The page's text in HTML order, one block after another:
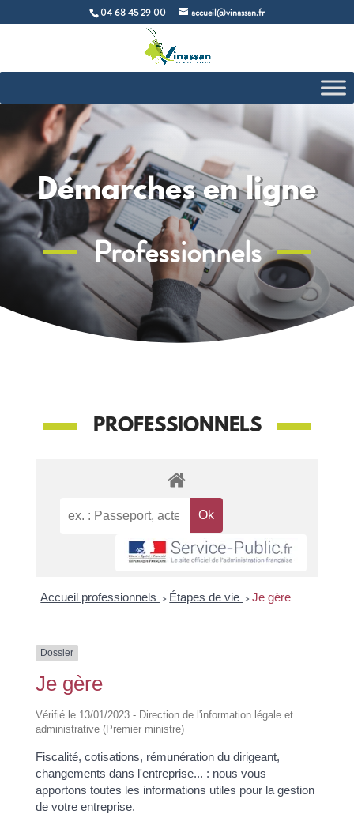
04 68 45 29 00 accueil@vinassan.fr
Démarches en ligne
Professionnels
PROFESSIONNELS
Accueil professionnels > Étapes de vie > Je gère
Dossier
Je gère
Vérifié le 13/01/2023 - Direction de l'information légale et
administrative (Premier ministre)
Fiscalité, cotisations, rémunération du dirigeant,
changements dans l'entreprise... : nous vous
apportons toutes les informations utiles pour la gestion
de votre entreprise.